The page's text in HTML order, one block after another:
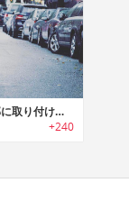
Humon HEX｜大腿部に取り付け酸素使用量を計測可能なトレーニングウェアラブル「ヘックス」
+240